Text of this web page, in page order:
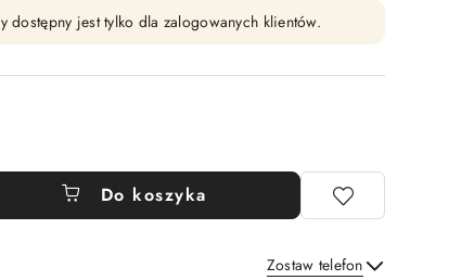
dostępny jest tylko dla zalogowanych klientów.
Do koszyka
Zostaw telefon